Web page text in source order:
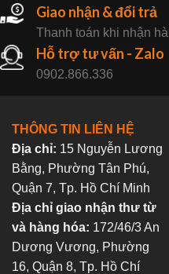
Giao nhận & đổi trả
Thanh toán khi nhận
Hỗ trợ tư vấn - Zalo
0902.866.336
THÔNG TIN LIÊN HỆ
Địa chỉ: 15 Nguyễn Lương
Bằng, Phường Tân Phú,
Quận 7, Tp. Hồ Chí Minh
Địa chỉ giao nhận thư từ
và hàng hóa: 172/46/3 An
Dương Vương, Phường
16, Quận 8, Tp. Hồ Chí